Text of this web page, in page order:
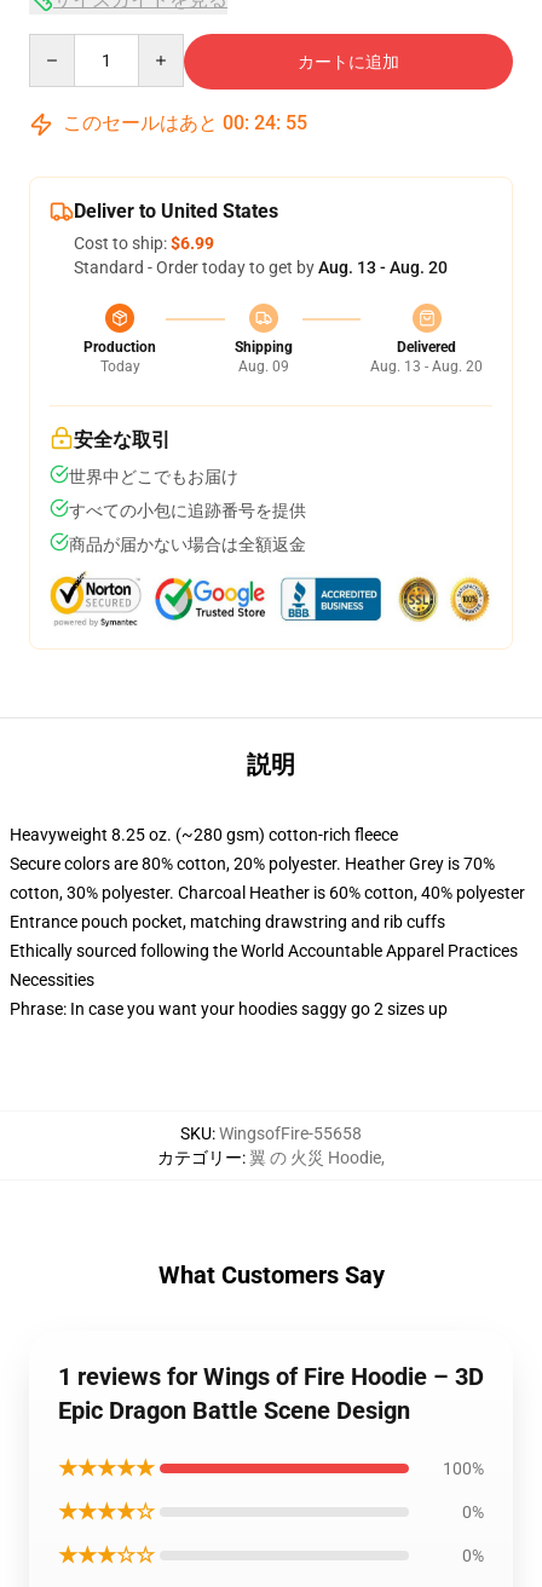
カートに追加
このセールはあと 00: 24: 54
Deliver to United States
Cost to ship:$6.99
Standard - Order today to get byAug. 13 - Aug. 20
Production
Today
Shipping
Aug. 09
Delivered
Aug. 13 - Aug. 20
安全な取引
世界中どこでもお届け
すべての小包に追跡番号を提供
商品が届かない場合は全額返金
説明
Heavyweight 8.25 oz. (~280 gsm) cotton-rich fleece
Secure colors are 80% cotton, 20% polyester. Heather Grey is 70%
cotton, 30% polyester. Charcoal Heather is 60% cotton, 40% polyester
Entrance pouch pocket, matching drawstring and rib cuffs
Ethically sourced following the World Accountable Apparel Practices
Necessities
Phrase: In case you want your hoodies saggy go 2 sizes up
SKU:WingsofFire-55658
カテゴリー: 翼 の 火災 Hoodie,
What Customers Say
1 reviews for Wings of Fire Hoodie – 3D
Epic Dragon Battle Scene Design
★★★★★ 100%
★★★★☆ 0%
★★★☆☆ 0%